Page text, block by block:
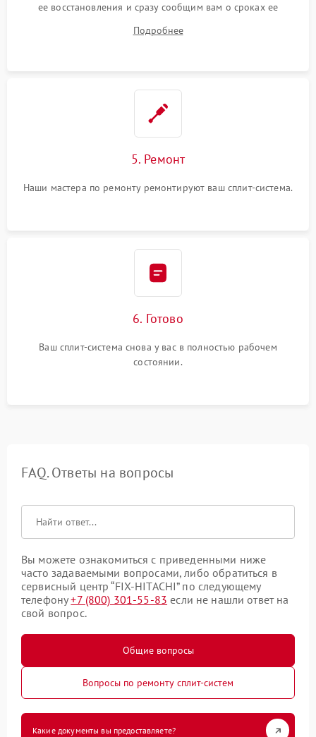
ее восстановления и сразу сообщим вам о сроках ее
Подробнее
5. Ремонт
Наши мастера по ремонту ремонтируют ваш сплит-система.
6. Готово
Ваш сплит-система снова у вас в полностью рабочем
состоянии.
FAQ. Ответы на вопросы
Вы можете ознакомиться с приведенными ниже
часто задаваемыми вопросами, либо обратиться в
сервисный центр “FIX-HITACHI” по следующему
телефону+7 (800) 301-55-83 если не нашли ответ на
свой вопрос.
Общие вопросы
Вопросы по ремонту сплит-систем
Какие документы вы предоставляете?